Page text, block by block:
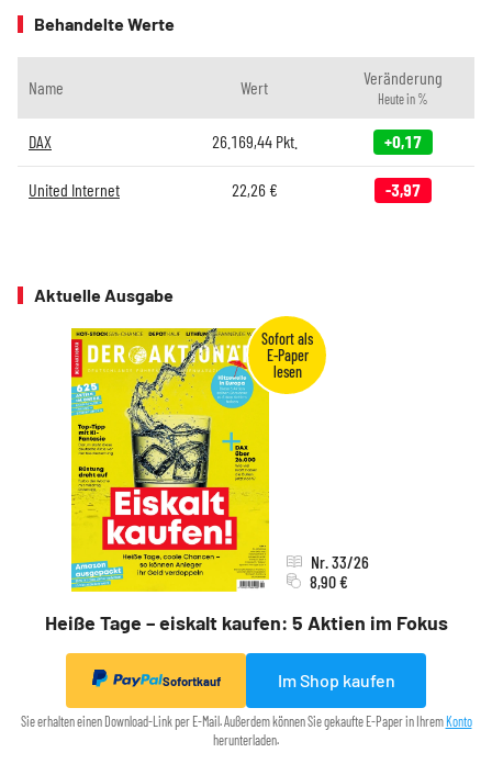
Behandelte Werte
Name Wert Veränderung
Heute in %
DAX 26.169,44Pkt. +0,17
United Internet 22,26€ -3,97
Aktuelle Ausgabe
Heiße Tage – eiskalt kaufen: 5 Aktien im Fokus
Nr. 33/26
8,90 €
Sofortkauf Im Shop kaufen
Sie erhalten einen Download-Link per E-Mail. Außerdem können Sie gekaufte E-Paper in Ihrem Konto
herunterladen.